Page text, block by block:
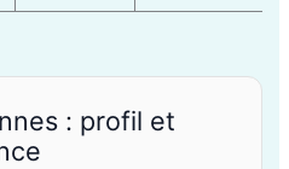
: profil et